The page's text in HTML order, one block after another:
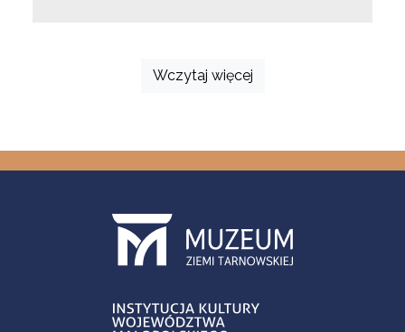
Wczytaj więcej